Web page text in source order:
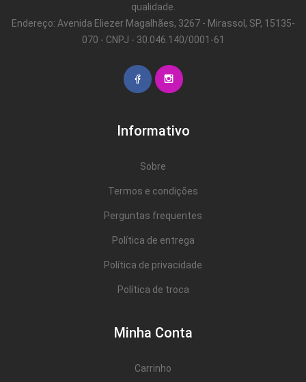
qualidade.
Endereço: Avenida Eliezer Magalhães, 3267 - Mirassol, SP, 15135-
070 - CNPJ - 30.046.140/0001-61
Informativo
Sobre
Termos e condições
Perguntas frequentes
Política de entrega
Política de privacidade
Política de troca
Minha Conta
Carrinho